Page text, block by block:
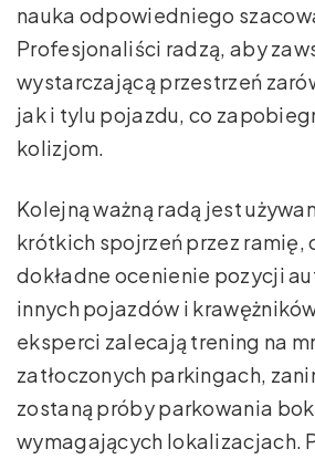
nauka odpowiedniego
Profesjonaliści radzą, aby
wystarczającą przestrzeń
jak i tylu pojazdu, co
kolizjom.
Kolejną ważną radą jest
krótkich spojrzeń przez ramię,
dokładne ocenienie pozycji
innych pojazdów i
eksperci zalecają trening na
zatłoczonych parkingach,
zostaną próby parkowania
wymagających lokalizacjach.